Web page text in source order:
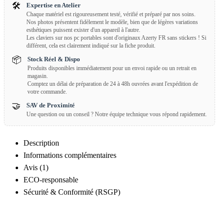
🛠️ Expertise en Atelier
Chaque matériel est rigoureusement testé, vérifié et préparé par nos soins.
Nos photos présentent fidèlement le modèle, bien que de légères variations
esthétiques puissent exister d'un appareil à l'autre.
Les claviers sur nos pc portables sont d'originaux Azerty FR sans stickers ! Si
différent, cela est clairement indiqué sur la fiche produit.
📦 Stock Réel & Dispo
Produits disponibles immédiatement pour un envoi rapide ou un retrait en
magasin.
Comptez un délai de préparation de 24 à 48h ouvrées avant l'expédition de
votre commande.
🤝 SAV de Proximité
Une question ou un conseil ? Notre équipe technique vous répond rapidement.
Description
Informations complémentaires
Avis (1)
ECO-responsable
Sécurité & Conformité (RSGP)